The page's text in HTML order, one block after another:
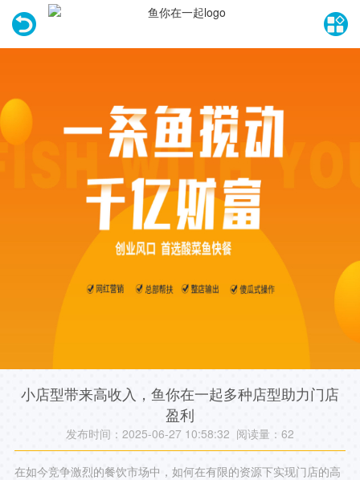
小店型带来高收入，鱼你在一起多种店型助力门店
盈利
发布时间：2025-06-27 10:58:32 阅读量： 62
在如今竞争激烈的餐饮市场中，如何在有限的资源下实现门店的高